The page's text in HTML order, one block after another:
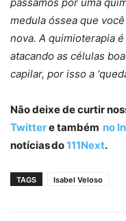
medula óssea que
nova. A quimioterapia
atacando as células
capilar, por isso a
Não deixe de curtir
Twittere também no
notícias do111Next.
TAGS Isabel Veloso